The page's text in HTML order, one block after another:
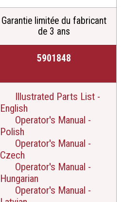
Garantie limitée du fabricant
de 3 ans
5901848
Illustrated Parts List -
English
Operator's Manual -
Polish
Operator's Manual -
Czech
Operator's Manual -
Hungarian
Operator's Manual -